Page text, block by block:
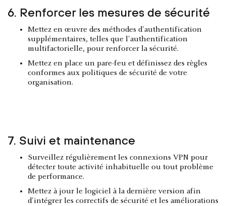
6. Renforcer les mesures de sécurité
Mettez en œuvre des méthodes d'authentification
supplémentaires, telles que l'authentification
multifactorielle, pour renforcer la sécurité.
Mettez en place un pare-feu et définissez des règles
conformes aux politiques de sécurité de votre
organisation.
7. Suivi et maintenance
Surveillez régulièrement les connexions VPN pour
détecter toute activité inhabituelle ou tout problème
de performance.
Mettez à jour le logiciel à la dernière version afin
d'intégrer les correctifs de sécurité et les améliorations